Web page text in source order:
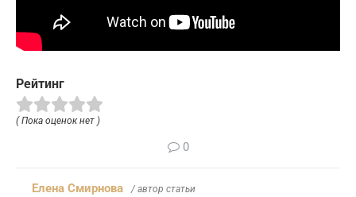
Рейтинг
( Пока оценок нет )
0
Елена Смирнова / автор статьи